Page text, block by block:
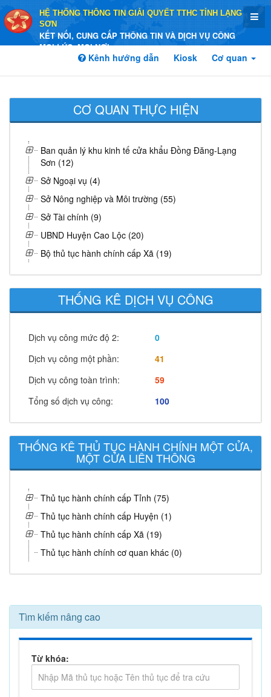
HỆ THỐNG THÔNG TIN GIẢI QUYẾT TTHC TỈNH LẠNG
SƠN
KẾT NỐI, CUNG CẤP THÔNG TIN VÀ DỊCH VỤ CÔNG
MỌI LÚC, MỌI NƠI
Kênh hướng dẫn Kiosk Cơ quan
CƠ QUAN THỰC HIỆN
Ban quản lý khu kinh tế cửa khẩu Đồng Đăng-Lạng
Sơn (12)
Sở Ngoại vụ (4)
Sở Nông nghiệp và Môi trường (55)
Sở Tài chính (9)
UBND Huyện Cao Lộc (20)
Bộ thủ tục hành chính cấp Xã (19)
THỐNG KÊ DỊCH VỤ CÔNG
Dịch vụ công mức độ 2:
0
Dịch vụ công một phần:
41
Dịch vụ công toàn trình:
59
Tổng số dịch vụ công:
100
THỐNG KÊ THỦ TỤC HÀNH CHÍNH MỘT CỬA,
MỘT CỬA LIÊN THÔNG
Thủ tục hành chính cấp Tỉnh (75)
Thủ tục hành chính cấp Huyện (1)
Thủ tục hành chính cấp Xã (19)
Thủ tục hành chính cơ quan khác (0)
Tìm kiếm nâng cao
Từ khóa: